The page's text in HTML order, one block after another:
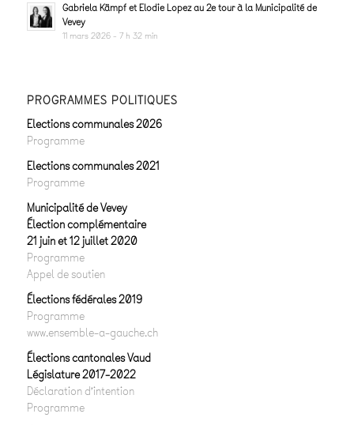
Gabriela Kämpf et Elodie Lopez au 2e tour à la Municipalité de
Vevey
11 mars 2026 - 7 h 32 min
PROGRAMMES POLITIQUES
Elections communales 2026
Programme
Elections communales 2021
Programme
Municipalité de Vevey
Élection complémentaire
21 juin et 12 juillet 2020
Programme
Appel de soutien
Élections fédérales 2019
Programme
www.ensemble-a-gauche.ch
Élections cantonales Vaud
Législature 2017-2022
Déclaration d’intention
Programme